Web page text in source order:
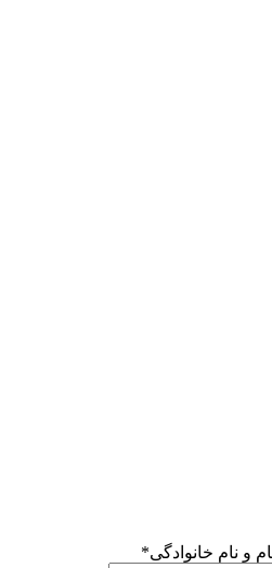
و نام خانوادگی*